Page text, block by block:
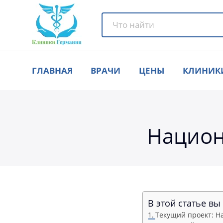
ГЛАВНАЯ ВРАЧИ ЦЕНЫ
В этой статье вы
Текущий проект: